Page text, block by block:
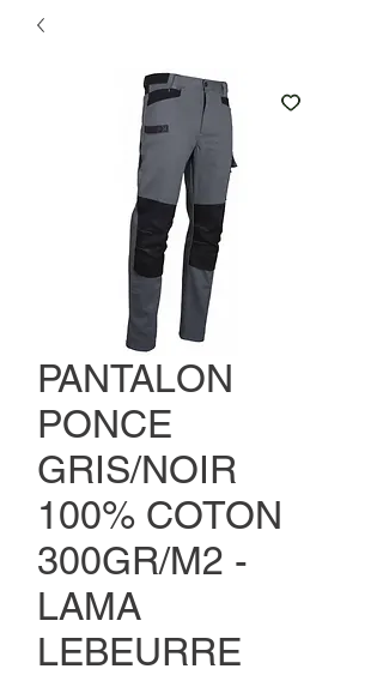
PANTALON
PONCE
GRIS/NOIR
100% COTON
300GR/M2 -
LAMA
LEBEURRE